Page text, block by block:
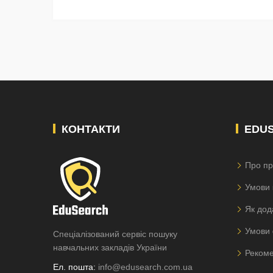
КОНТАКТИ
Спеціалізований сервіс пошуку
навчальних закладів України
Ел. пошта: info@edusearch.com.ua
Про
Умови
Як
Умови